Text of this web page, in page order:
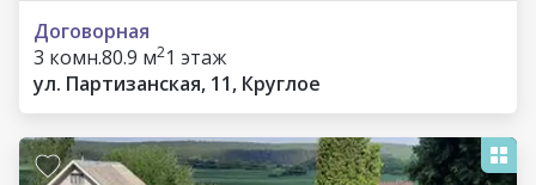
Договорная
3 комн.80.9 м21 этаж
ул. Партизанская, 11, Круглое